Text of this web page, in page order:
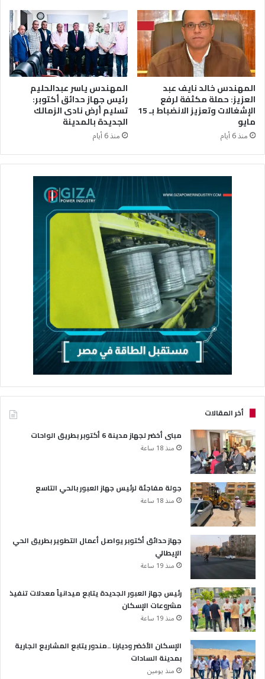
المهندس خالد نايف عبد
العزيز: حملة مكثفة لرفع
الإشغالات وتعزيز الانضباط بـ 15
مايو
منذ 6 أيام
المهندس ياسر عبدالحليم
رئيس جهاز حدائق أكتوبر:
تسليم أرض نادى الزمالك
الجديدة بالمدينة
منذ 6 أيام
أخر المقالات
مبنى أخضر لجهاز مدينة 6 أكتوبر بطريق الواحات
منذ 18 ساعة
جولة مفاجئة لرئيس جهاز العبور بالحي التاسع
منذ 18 ساعة
جهاز حدائق أكتوبر يواصل أعمال التطوير بطريق الحي
الإيطالي
منذ 19 ساعة
رئيس جهاز العبور الجديدة يتابع ميدانياً معدلات تنفيذ
مشروعات الإسكان
منذ 19 ساعة
الإسكان الأخضر وديارنا ..مندور يتابع المشاريع الجارية
بمدينة السادات
منذ يومين